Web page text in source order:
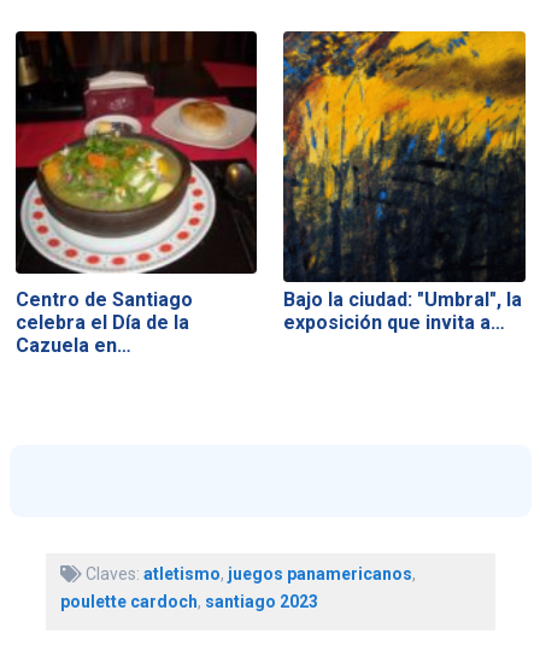
Centro de Santiago
celebra el Día de la
Cazuela en…
Bajo la ciudad: "Umbral", la
exposición que invita a…
Claves: atletismo, juegos panamericanos,
poulette cardoch, santiago 2023